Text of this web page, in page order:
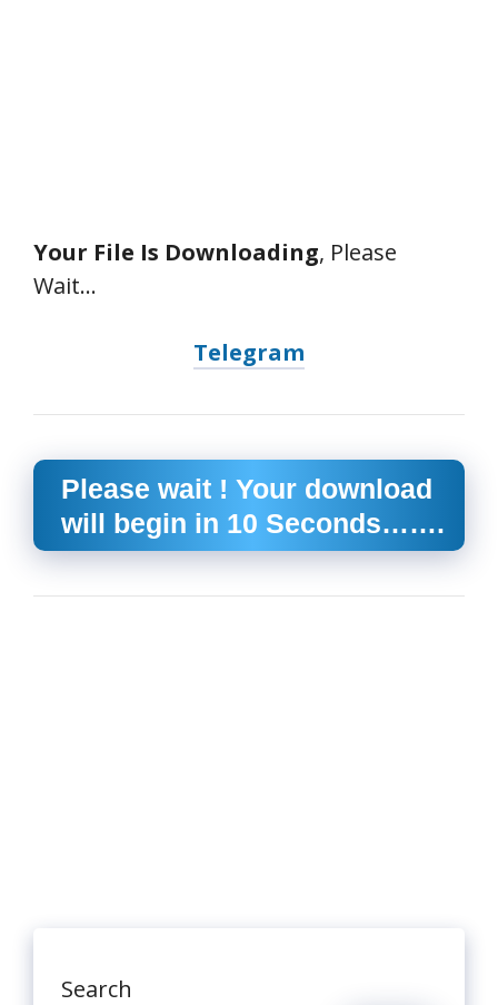
Your File Is Downloading, Please
Wait…
Telegram
Please wait ! Your download
will begin in 10 Seconds…….
Search